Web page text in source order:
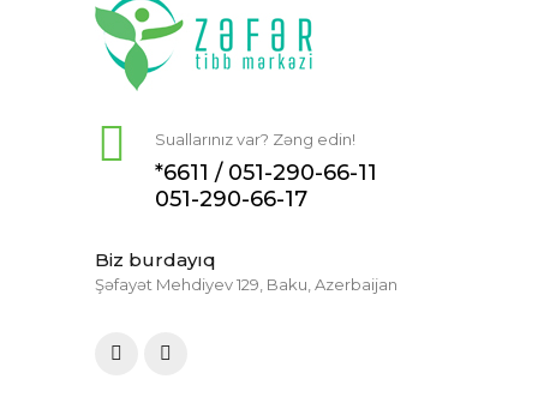
Suallarınız var? Zəng edin!
*6611 / 051-290-66-11
051-290-66-17
Biz burdayıq
Şəfayət Mehdiyev 129, Baku, Azerbaijan